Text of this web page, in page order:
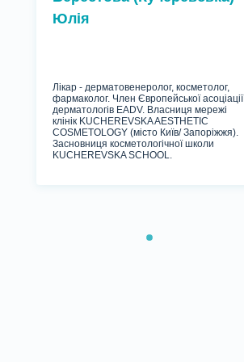
Юлія
Лікар - дерматовенеролог, косметолог,
фармаколог. Член Європейської асоціації
дерматологів EADV. Власниця мережі
клінік KUCHEREVSKA AESTHETIC
COSMETOLOGY (місто Київ/ Запоріжжя).
Засновниця косметологічної школи
KUCHEREVSKA SCHOOL.